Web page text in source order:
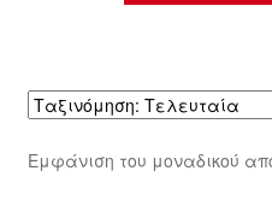
Εμφάνιση του μοναδικού